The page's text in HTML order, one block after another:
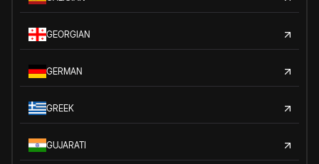
GEORGIAN
GERMAN
GREEK
GUJARATI